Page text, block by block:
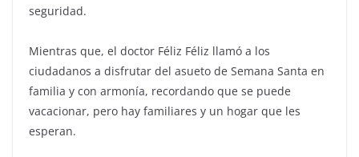
seguridad.
Mientras que, el doctor Féliz Féliz llamó a los
ciudadanos a disfrutar del asueto de Semana Santa en
familia y con armonía, recordando que se puede
vacacionar, pero hay familiares y un hogar que les
esperan.